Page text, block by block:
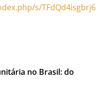
s/TFdQd4isgbrj6
no Brasil: do